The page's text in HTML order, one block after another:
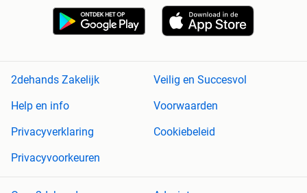
2dehands Zakelijk
Veilig en Succesvol
Help en info
Voorwaarden
Privacyverklaring
Cookiebeleid
Privacyvoorkeuren